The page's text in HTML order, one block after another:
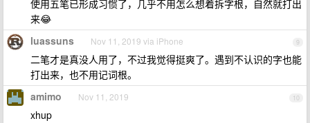
使用五笔已形成习惯了，几乎不用怎么想着拆字根，自然就打出
来😂
9
luassuns Nov 11, 2019 via iPhone
二笔才是真没人用了，不过我觉得挺爽了。遇到不认识的字也能
打出来，也不用记词根。
10
amimo Nov 11, 2019
xhup